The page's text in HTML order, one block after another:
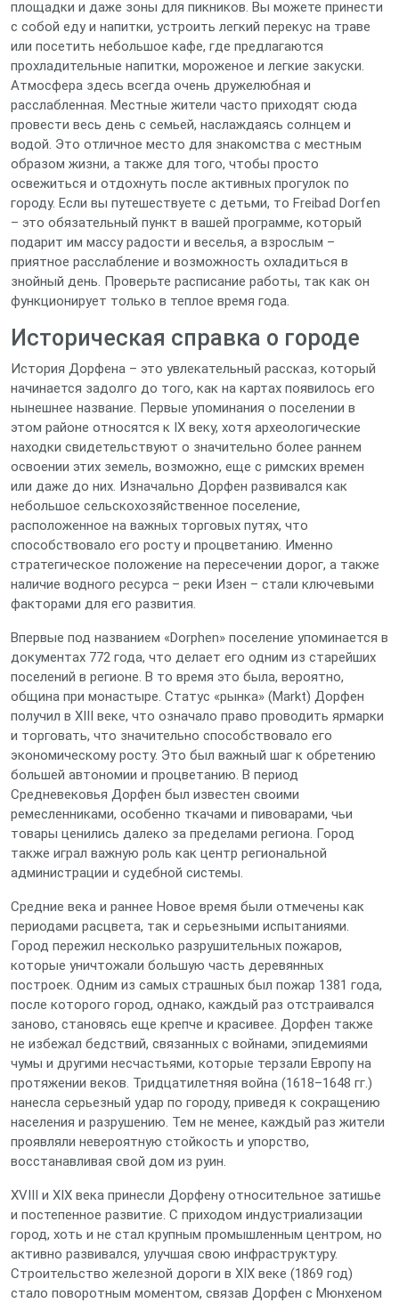
площадки и даже зоны для пикников. Вы можете принести
с собой еду и напитки, устроить легкий перекус на траве
или посетить небольшое кафе, где предлагаются
прохладительные напитки, мороженое и легкие закуски.
Атмосфера здесь всегда очень дружелюбная и
расслабленная. Местные жители часто приходят сюда
провести весь день с семьей, наслаждаясь солнцем и
водой. Это отличное место для знакомства с местным
образом жизни, а также для того, чтобы просто
освежиться и отдохнуть после активных прогулок по
городу. Если вы путешествуете с детьми, то Freibad Dorfen
– это обязательный пункт в вашей программе, который
подарит им массу радости и веселья, а взрослым –
приятное расслабление и возможность охладиться в
знойный день. Проверьте расписание работы, так как он
функционирует только в теплое время года.
Историческая справка о городе
История Дорфена – это увлекательный рассказ, который
начинается задолго до того, как на картах появилось его
нынешнее название. Первые упоминания о поселении в
этом районе относятся к IX веку, хотя археологические
находки свидетельствуют о значительно более раннем
освоении этих земель, возможно, еще с римских времен
или даже до них. Изначально Дорфен развивался как
небольшое сельскохозяйственное поселение,
расположенное на важных торговых путях, что
способствовало его росту и процветанию. Именно
стратегическое положение на пересечении дорог, а также
наличие водного ресурса – реки Изен – стали ключевыми
факторами для его развития.
Впервые под названием «Dorphen» поселение упоминается в
документах 772 года, что делает его одним из старейших
поселений в регионе. В то время это была, вероятно,
община при монастыре. Статус «рынка» (Markt) Дорфен
получил в XIII веке, что означало право проводить ярмарки
и торговать, что значительно способствовало его
экономическому росту. Это был важный шаг к обретению
большей автономии и процветанию. В период
Средневековья Дорфен был известен своими
ремесленниками, особенно ткачами и пивоварами, чьи
товары ценились далеко за пределами региона. Город
также играл важную роль как центр региональной
администрации и судебной системы.
Средние века и раннее Новое время были отмечены как
периодами расцвета, так и серьезными испытаниями.
Город пережил несколько разрушительных пожаров,
которые уничтожали большую часть деревянных
построек. Одним из самых страшных был пожар 1381 года,
после которого город, однако, каждый раз отстраивался
заново, становясь еще крепче и красивее. Дорфен также
не избежал бедствий, связанных с войнами, эпидемиями
чумы и другими несчастьями, которые терзали Европу на
протяжении веков. Тридцатилетняя война (1618–1648 гг.)
нанесла серьезный удар по городу, приведя к сокращению
населения и разрушению. Тем не менее, каждый раз жители
проявляли невероятную стойкость и упорство,
восстанавливая свой дом из руин.
XVIII и XIX века принесли Дорфену относительное затишье
и постепенное развитие. С приходом индустриализации
город, хоть и не стал крупным промышленным центром, но
активно развивался, улучшая свою инфраструктуру.
Строительство железной дороги в XIX веке (1869 год)
стало поворотным моментом, связав Дорфен с Мюнхеном